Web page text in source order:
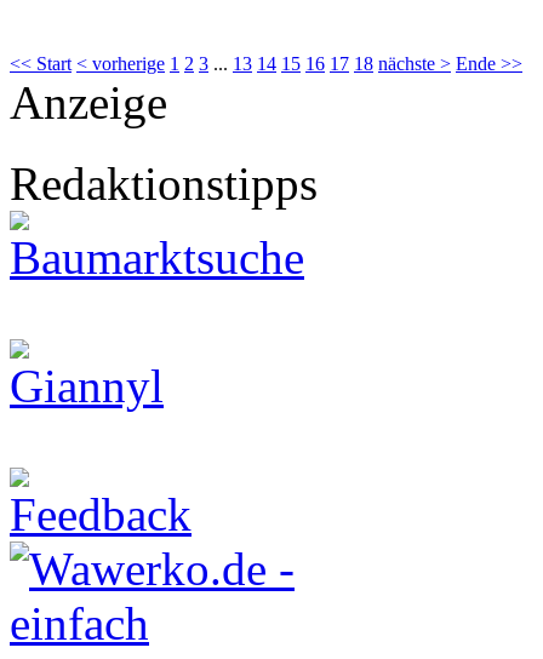
<< Start < vorherige 1 2 3 ... 13 14 15 16 17 18 nächste > Ende >>
Anzeige
Redaktionstipps